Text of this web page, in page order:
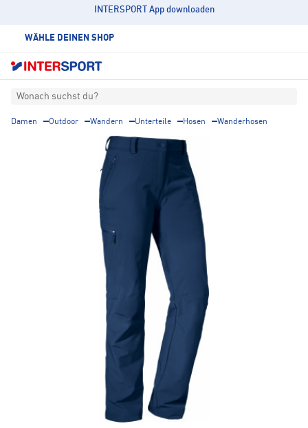
INTERSPORT App downloaden
WÄHLE DEINEN SHOP
Wonach suchst du?
Damen Outdoor Wandern Unterteile Hosen Wanderhosen